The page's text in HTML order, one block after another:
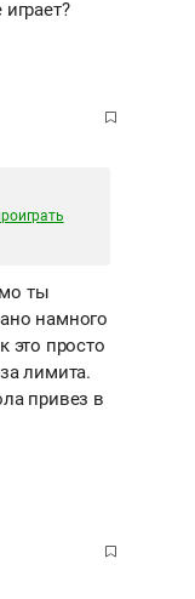
ты
намного
это просто
лимита.
привез в